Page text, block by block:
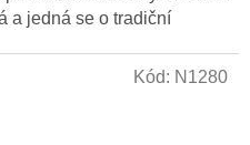
a jedná se o tradiční
Kód: N1280